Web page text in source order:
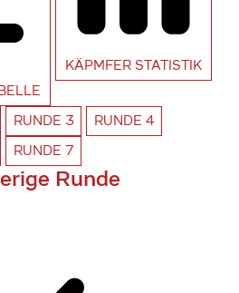
KÄPMFER STATISTIK
RUNDE 3 RUNDE 4
RUNDE 7
Runde